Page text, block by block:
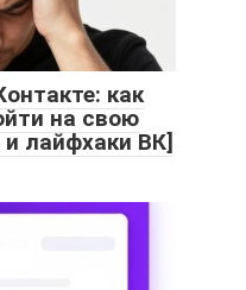
как
на свою
лайфхаки ВК]